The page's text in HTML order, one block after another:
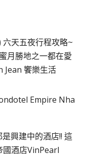
Empire Nha
興建中的酒店!! 這
國酒店VinPearl